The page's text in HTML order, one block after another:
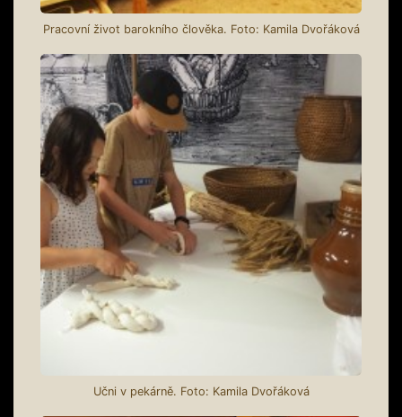
Pracovní život barokního člověka. Foto: Kamila Dvořáková
Učni v pekárně. Foto: Kamila Dvořáková